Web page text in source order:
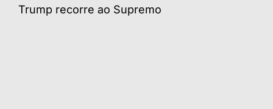
Trump recorre ao Supremo